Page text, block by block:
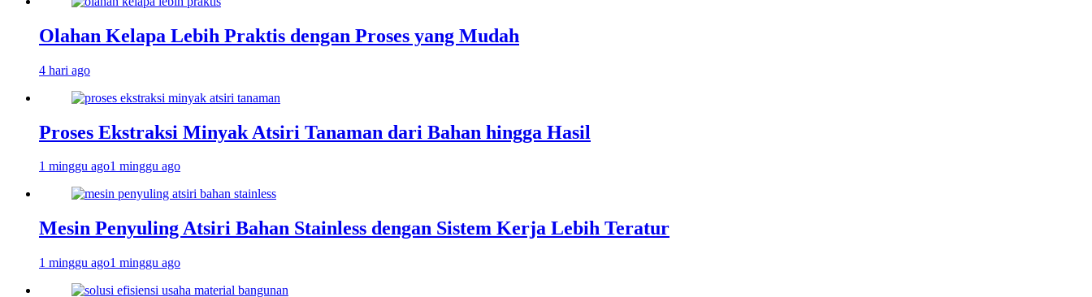
Olahan Kelapa Lebih Praktis dengan Proses yang Mudah
4 hari ago
Proses Ekstraksi Minyak Atsiri Tanaman dari Bahan hingga Hasil
1 minggu ago1 minggu ago
Mesin Penyuling Atsiri Bahan Stainless dengan Sistem Kerja Lebih Teratur
1 minggu ago1 minggu ago